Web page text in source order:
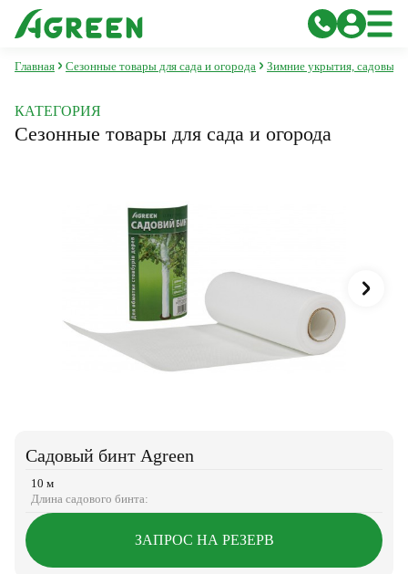
Главная Сезонные товары для сада и огорода Зимние укрытия, садовый
КАТЕГОРИЯ
Сезонные товары для сада и огорода
Садовый бинт Agreen
10 м
Длина садового бинта:
ЗАПРОС НА РЕЗЕРВ